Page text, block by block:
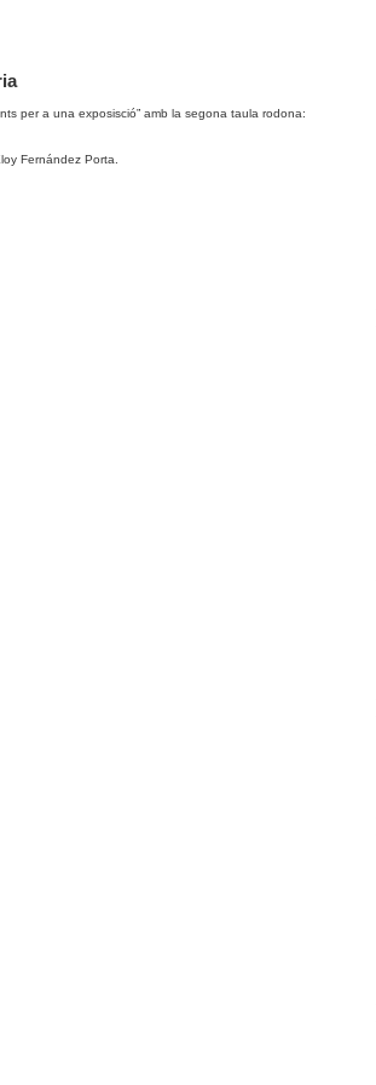
per a una exposisció” amb la segona taula rodona:
Fernández Porta.